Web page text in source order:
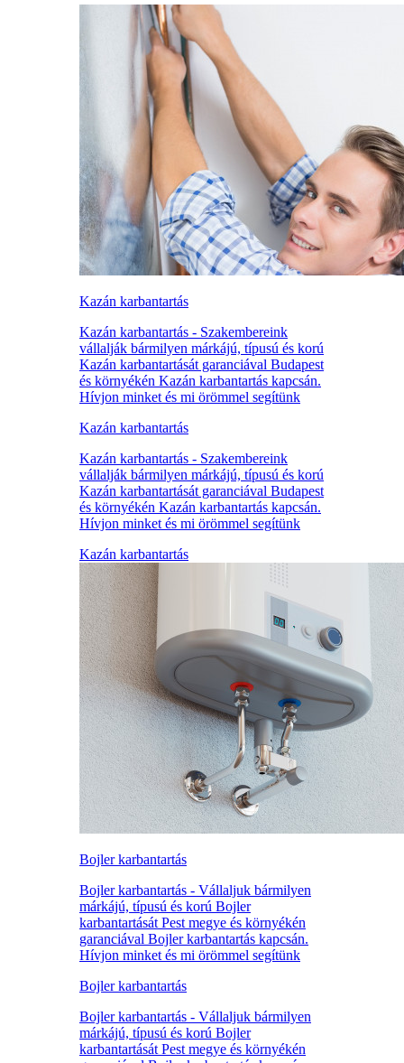
Kazán karbantartás
Kazán karbantartás - Szakembereink
vállalják bármilyen márkájú, típusú és korú
Kazán karbantartását garanciával Budapest
és környékén Kazán karbantartás kapcsán.
Hívjon minket és mi örömmel segítünk
Kazán karbantartás
Kazán karbantartás - Szakembereink
vállalják bármilyen márkájú, típusú és korú
Kazán karbantartását garanciával Budapest
és környékén Kazán karbantartás kapcsán.
Hívjon minket és mi örömmel segítünk
Kazán karbantartás
Bojler karbantartás
Bojler karbantartás - Vállaljuk bármilyen
márkájú, típusú és korú Bojler
karbantartását Pest megye és környékén
garanciával Bojler karbantartás kapcsán.
Hívjon minket és mi örömmel segítünk
Bojler karbantartás
Bojler karbantartás - Vállaljuk bármilyen
márkájú, típusú és korú Bojler
karbantartását Pest megye és környékén